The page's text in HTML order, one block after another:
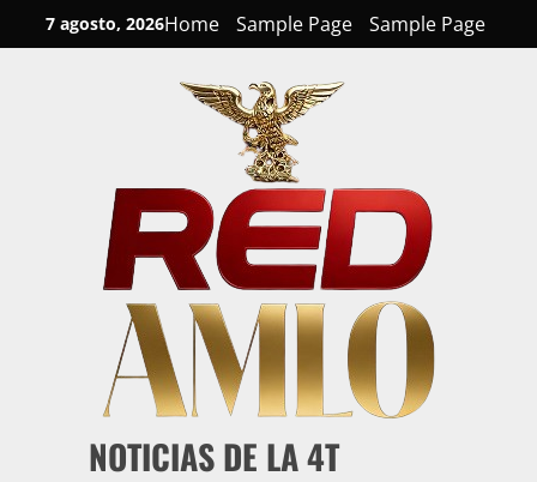
to
7 agosto, 2026Home Sample Page Sample Page
NOTICIAS DE LA 4T